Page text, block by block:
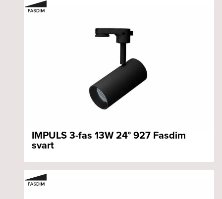
IMPULS 3-fas 13W 24° 927 Fasdim
svart